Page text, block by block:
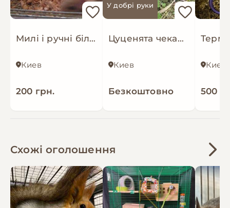
Милі і ручні білочки дегу
Киев
200 грн.
У добрі руки
Цуценята чекають люблячу родину
Киев
Безкоштовно
Киев
500
Схожі оголошення